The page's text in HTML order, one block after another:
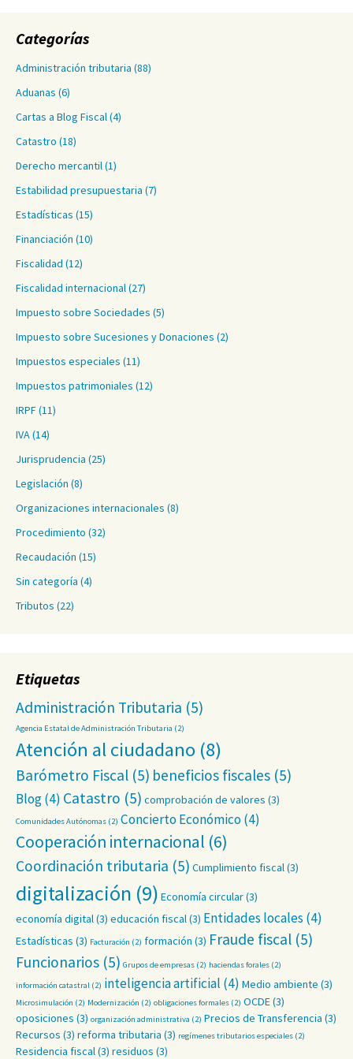
Categorías
Administración tributaria (88)
Aduanas (6)
Cartas a Blog Fiscal(4)
Catastro (18)
Derecho mercantil(1)
Estabilidad presupuestaria (7)
Estadísticas (15)
Financiación (10)
Fiscalidad (12)
Fiscalidad internacional(27)
Impuesto sobre Sociedades (5)
Impuesto sobre Sucesiones y Donaciones (2)
Impuestos especiales (11)
Impuestos patrimoniales (12)
IRPF(11)
IVA(14)
Jurisprudencia (25)
Legislación (8)
Organizaciones internacionales (8)
Procedimiento (32)
Recaudación (15)
Sin categoría (4)
Tributos (22)
Etiquetas
Administración Tributaria (5)
Agencia Estatal de Administración Tributaria (2)
Atención al ciudadano (8)
Barómetro Fiscal (5) beneficios fiscales (5)
Blog(4) Catastro (5) comprobación de valores (3)
Comunidades Autónomas (2) Concierto Económico(4)
Cooperación internacional (6)
Coordinación tributaria (5) Cumplimiento fiscal(3)
digitalización (9) Economía circular(3)
economía digital(3) educación fiscal(3) Entidades locales (4)
Estadísticas (3) Facturación (2) formación (3) Fraude fiscal (5)
Funcionarios (5) Grupos de empresas (2) haciendas forales (2)
información catastral (2) inteligencia artificial (4) Medio ambiente (3)
Microsimulación (2) Modernización (2) obligaciones formales (2) OCDE(3)
oposiciones (3) organización administrativa (2) Precios de Transferencia (3)
Recursos (3) reforma tributaria (3) regímenes tributarios especiales (2)
Residencia fiscal(3) residuos (3)